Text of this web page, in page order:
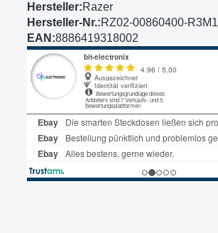
Hersteller:Razer
Hersteller-Nr.:RZ02-00860400-R3M1
EAN:8886419318002